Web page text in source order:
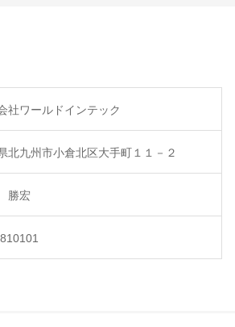
社ワールドインテック
北九州市小倉北区大手町１１－２
勝宏